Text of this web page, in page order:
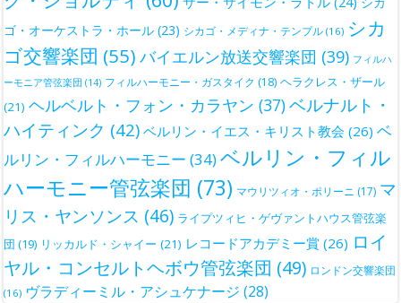
ゴ・オーケストラ・ホール (23) シカゴ・メディナ・テンプル (16) シカ
ゴ交響楽団 (55) バイエルン放送交響楽団 (39) フィルハ
ーモニア管弦楽団 (14) フィルハーモニー・ガスタイク (18) ヘラクレス・ザール
(21) ヘルベルト・フォン・カラヤン (37)ベルナルト・
ハイティンク (42) ベルリン・イエス・キリスト教会 (26) ベ
ルリン・フィルハーモニー (34)ベルリン・フィル
ハーモニー管弦楽団 (73) マウリツィオ・ポリーニ (17) マ
リス・ヤンソンス (46) ライプツィヒ・ゲヴァントハウス管弦楽
団 (19) リッカルド・シャイー (21) レコードアカデミー賞 (26) ロイ
ヤル・コンセルトヘボウ管弦楽団 (49) ロンドン交響楽団
(16) ヴラディーミル・アシュケナージ (28)